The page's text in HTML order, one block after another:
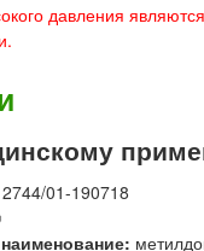
давления
01-190718